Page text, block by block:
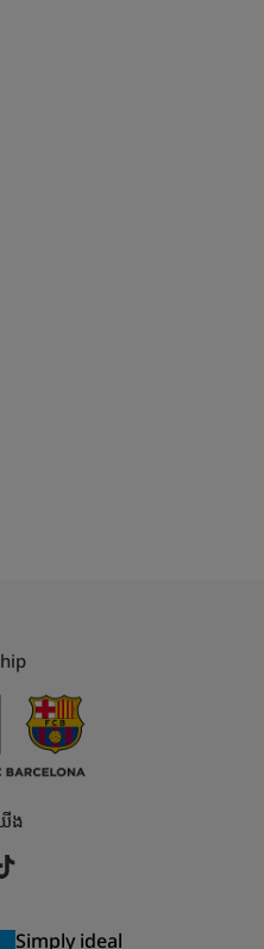
ង
Simply ideal